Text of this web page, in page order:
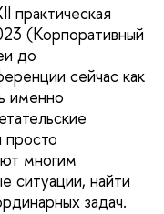
практическая
(Корпоративный
до
сейчас как
именно
просто
многим
ситуации, найти
задач.